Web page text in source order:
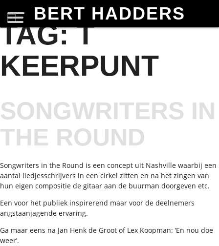
BERT HADDERS
TAG:T
KEERPUNT
SONGWRITERS IN
THE ROUND
Songwriters in the Round is een concept uit Nashville waarbij een
aantal liedjesschrijvers in een cirkel zitten en na het zingen van
hun eigen compositie de gitaar aan de buurman doorgeven etc.
Een voor het publiek inspirerend maar voor de deelnemers
angstaanjagende ervaring.
Ga maar eens na Jan Henk de Groot of Lex Koopman: ‘En nou doe
weer’.